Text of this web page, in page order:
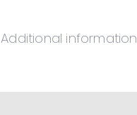
Additional information